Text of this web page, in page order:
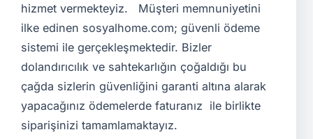
hizmet vermekteyiz. Müşteri memnuniyetini
ilke edinen sosyalhome.com; güvenli ödeme
sistemi ile gerçekleşmektedir. Bizler
dolandırıcılık ve sahtekarlığın çoğaldığı bu
çağda sizlerin güvenliğini garanti altına alarak
yapacağınız ödemelerde faturanız ile birlikte
siparişinizi tamamlamaktayız.